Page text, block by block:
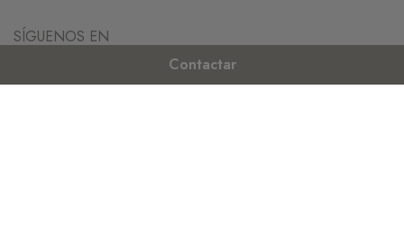
Contactar
SÍGUENOS EN
INSTAGRAM